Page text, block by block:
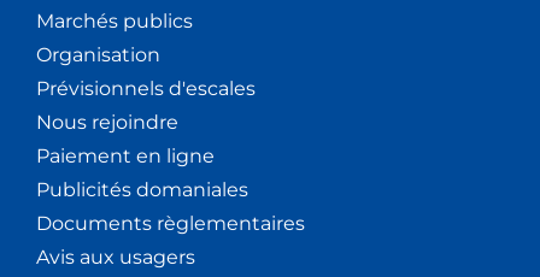
Marchés publics
Organisation
Prévisionnels d'escales
Nous rejoindre
Paiement en ligne
Publicités domaniales
Documents règlementaires
Avis aux usagers